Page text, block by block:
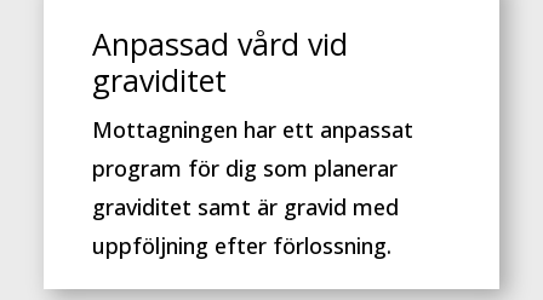
Anpassad vård vid
graviditet
Mottagningen har ett anpassat
program för dig som planerar
graviditet samt är gravid med
uppföljning efter förlossning.